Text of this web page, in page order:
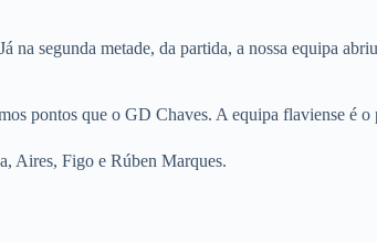
segunda metade, da partida, a nossa equipa
pontos que o GD Chaves. A equipa flaviense é
Aires, Figo e Rúben Marques.